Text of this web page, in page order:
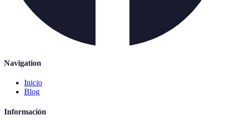
Navigation
Inicio
Blog
Información